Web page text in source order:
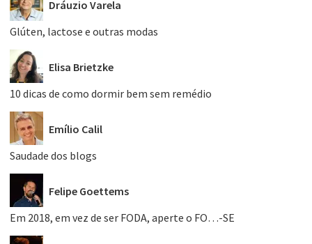
Dráuzio Varela
Glúten, lactose e outras modas
Elisa Brietzke
10 dicas de como dormir bem sem remédio
Emílio Calil
Saudade dos blogs
Felipe Goettems
Em 2018, em vez de ser FODA, aperte o FO…-SE